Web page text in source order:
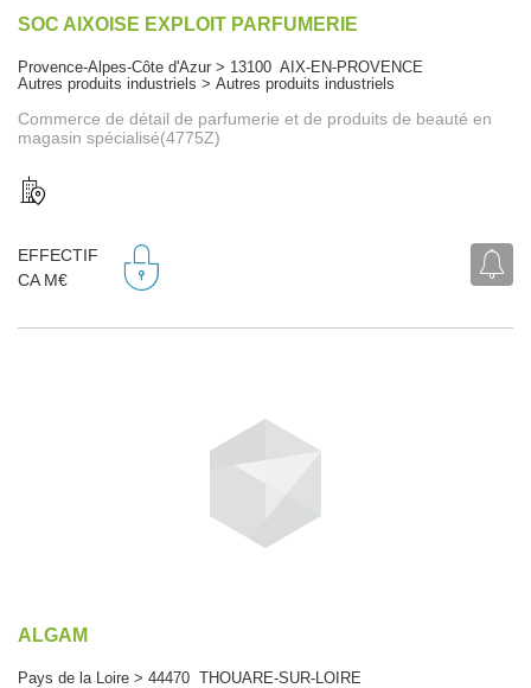
SOC AIXOISE EXPLOIT PARFUMERIE
Provence-Alpes-Côte d'Azur > 13100 AIX-EN-PROVENCE
Autres produits industriels > Autres produits industriels
Commerce de détail de parfumerie et de produits de beauté en
magasin spécialisé(4775Z)
EFFECTIF
CA M€
ALGAM
Pays de la Loire > 44470 THOUARE-SUR-LOIRE